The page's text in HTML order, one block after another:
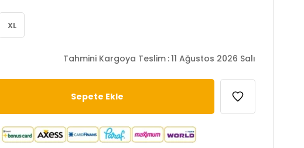
XL
Tahmini Kargoya Teslim :11 Ağustos 2026 Salı